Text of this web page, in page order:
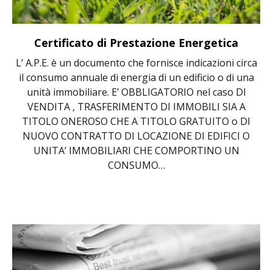
Certificato di Prestazione Energetica
L’ A.P.E. è un documento che fornisce indicazioni circa
il consumo annuale di energia di un edificio o di una
unità immobiliare. E’ OBBLIGATORIO nel caso DI
VENDITA , TRASFERIMENTO DI IMMOBILI SIA A
TITOLO ONEROSO CHE A TITOLO GRATUITO o DI
NUOVO CONTRATTO DI LOCAZIONE DI EDIFICI O
UNITA’ IMMOBILIARI CHE COMPORTINO UN
CONSUMO…